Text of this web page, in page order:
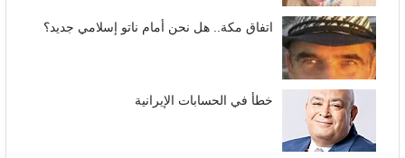
اتفاق مكة.. هل نحن أمام ناتو إسلامي جديد؟
خطأ في الحسابات الإيرانية